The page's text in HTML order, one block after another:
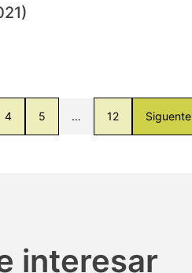
4 5 … 12 Siguente
interesar